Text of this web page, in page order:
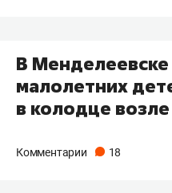
В
малолетних
в колодце
Комментарии 18